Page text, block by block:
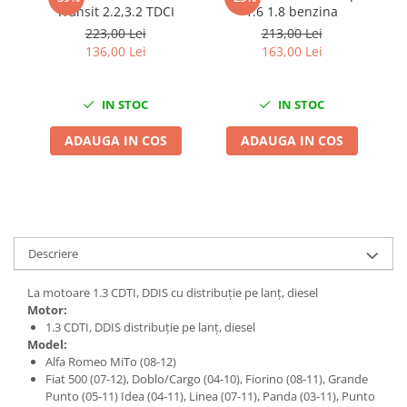
Chei de Forta
Chei Dinamometrice
Scule Electrice
Lampi si Lanterne
Masini de insurubat si gaurit
Masini de polishat
Pistoale aer cald
Pistoale de lipit
Pistoale electrice de impact
Polizoare unghiulare
Transit 2.2,3.2 TDCI
223,00 Lei
136,00 Lei
IN STOC
ADAUGA IN COS
1.6 1.8 benzina
213,00 Lei
163,00 Lei
IN STOC
ADAUGA IN COS
Descriere
La motoare 1.3 CDTI, DDIS cu distribuţie pe lanţ, diesel
Motor:
1.3 CDTI, DDIS distribuţie pe lanţ, diesel
Model:
Alfa Romeo MiTo (08-12)
Fiat 500 (07-12), Doblo/Cargo (04-10), Fiorino (08-11), Grande
Punto (05-11) Idea (04-11), Linea (07-11), Panda (03-11), Punto